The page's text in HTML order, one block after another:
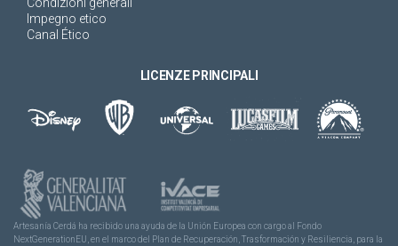
Impegno etico
Canal Ético
LICENZE PRINCIPALI
Artesanía Cerdá ha recibido una ayuda de la Unión Europea con cargo al Fondo
NextGenerationEU, en el marco del Plan de Recuperación, Trasformación y Resiliencia, para la